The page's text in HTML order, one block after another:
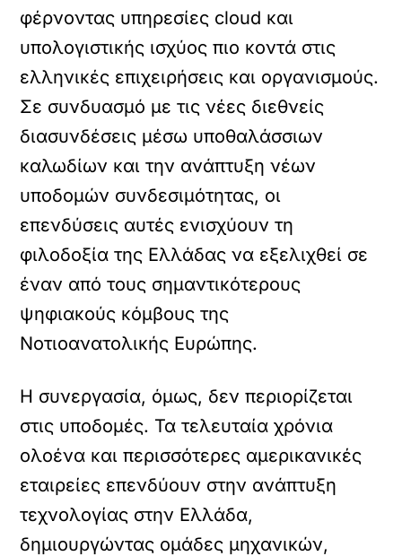
φέρνοντας υπηρεσίες cloud και
υπολογιστικής ισχύος πιο κοντά στις
ελληνικές επιχειρήσεις και οργανισμούς.
Σε συνδυασμό με τις νέες διεθνείς
διασυνδέσεις μέσω υποθαλάσσιων
καλωδίων και την ανάπτυξη νέων
υποδομών συνδεσιμότητας, οι
επενδύσεις αυτές ενισχύουν τη
φιλοδοξία της Ελλάδας να εξελιχθεί σε
έναν από τους σημαντικότερους
ψηφιακούς κόμβους της
Νοτιοανατολικής Ευρώπης.
Η συνεργασία, όμως, δεν περιορίζεται
στις υποδομές. Τα τελευταία χρόνια
ολοένα και περισσότερες αμερικανικές
εταιρείες επενδύουν στην ανάπτυξη
τεχνολογίας στην Ελλάδα,
δημιουργώντας ομάδες μηχανικών,